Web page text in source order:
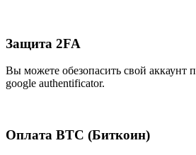
Защита 2FA
Вы можете обезопасить свой аккаунт
google authentificator.
Оплата BTC (Биткоин)